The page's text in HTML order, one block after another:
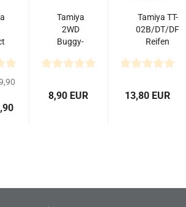
Tamiya
2WD
Buggy-
Rib-
(2)
8,90 EUR
Tamiya TT-
02B/DT/DF
Reifen
Spike
13,80 EUR